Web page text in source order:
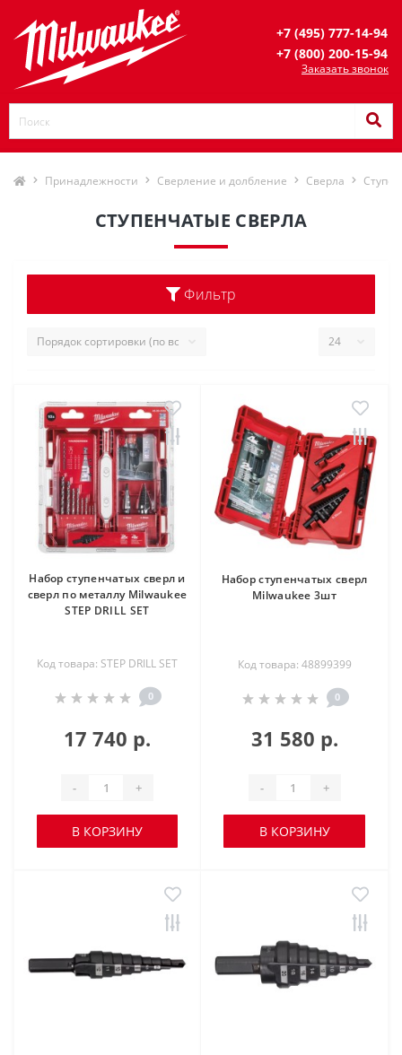
+7 (495) 777-14-94
+7 (800) 200-15-94
Заказать звонок
Принадлежности Сверление и долбление Сверла
СТУПЕНЧАТЫЕ СВЕРЛА
Фильтр
Набор ступенчатых сверл и
сверл по металлу Milwaukee
STEP DRILL SET
Код товара: STEP DRILL SET
0
17 740 р.
- +
В КОРЗИНУ
Набор ступенчатых сверл
Milwaukee 3шт
Код товара: 48899399
0
31 580 р.
- +
В КОРЗИНУ